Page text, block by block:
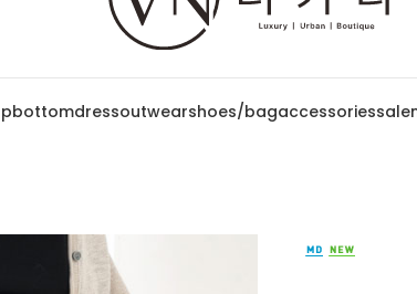
bottomdressoutwearshoes/bagaccessoriessale